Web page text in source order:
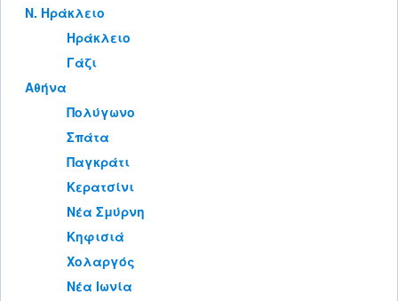
Ν. Ηράκλειο
Ηράκλειο
Γάζι
Αθήνα
Πολύγωνο
Σπάτα
Παγκράτι
Κερατσίνι
Νέα Σμύρνη
Κηφισιά
Χολαργός
Νέα Ιωνία